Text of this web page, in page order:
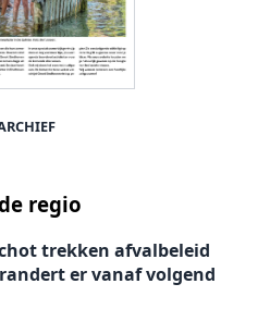
regio
trekken afvalbeleid
er vanaf volgend